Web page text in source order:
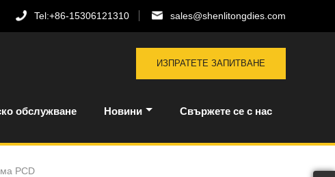
Tel:+86-15306121310 sales@shenlitongdies.com
ИЗПРАТЕТЕ ЗАПИТВАНЕ
обслужване Новини Свържете се с нас
PCD